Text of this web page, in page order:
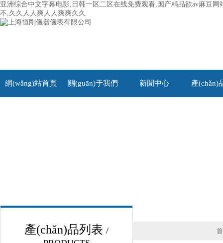
亚洲综合中文字幕电影,日韩一区二区在线免费观看,国产精品欲av麻豆
不,久久人人爽人人爽爽久久
網(wǎng)站首頁 關(guān)于我們 新聞中心 產(chǎn)
產(chǎn)品列表 /